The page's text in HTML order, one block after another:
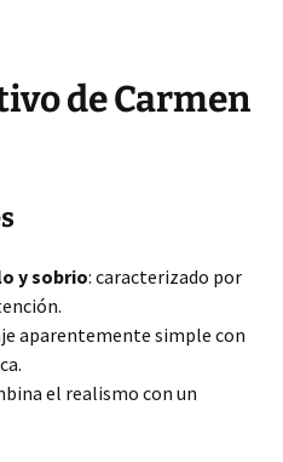
de Carmen
y sobrio: caracterizado por
aparentemente simple con
el realismo con un